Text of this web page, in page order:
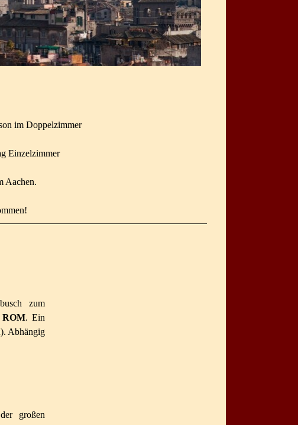
im Doppelzimmer
Einzelzimmer
Aachen.
zum
ROM. Ein
Abhängig
großen